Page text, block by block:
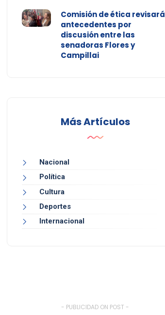
Comisión de ética revisará
antecedentes por
discusión entre las
senadoras Flores y
Campillai
Más Artículos
Nacional
Política
Cultura
Deportes
Internacional
- PUBLICIDAD ON POST -